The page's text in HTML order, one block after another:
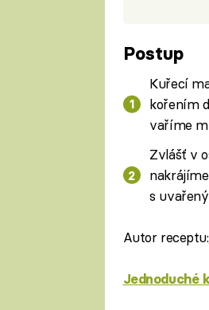
Postup
Kuřecí
kořením
vaříme
Zvlášť v
s
Autor receptu:
Jednoduché